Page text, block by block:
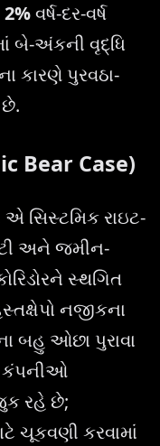
2%વર્ષ-દર-વર્ષ
બે-અંકની વૃદ્ધિ
કારણે પુરવઠા-
Bear Case)
એ સિસ્ટમિક રાઇટ-
અને જમીન-
સ્થગિત
નજીકના
બહુ ઓછા પુરાવા
કંપનીઓ
રહે છે;
ચૂકવણી કરવામાં